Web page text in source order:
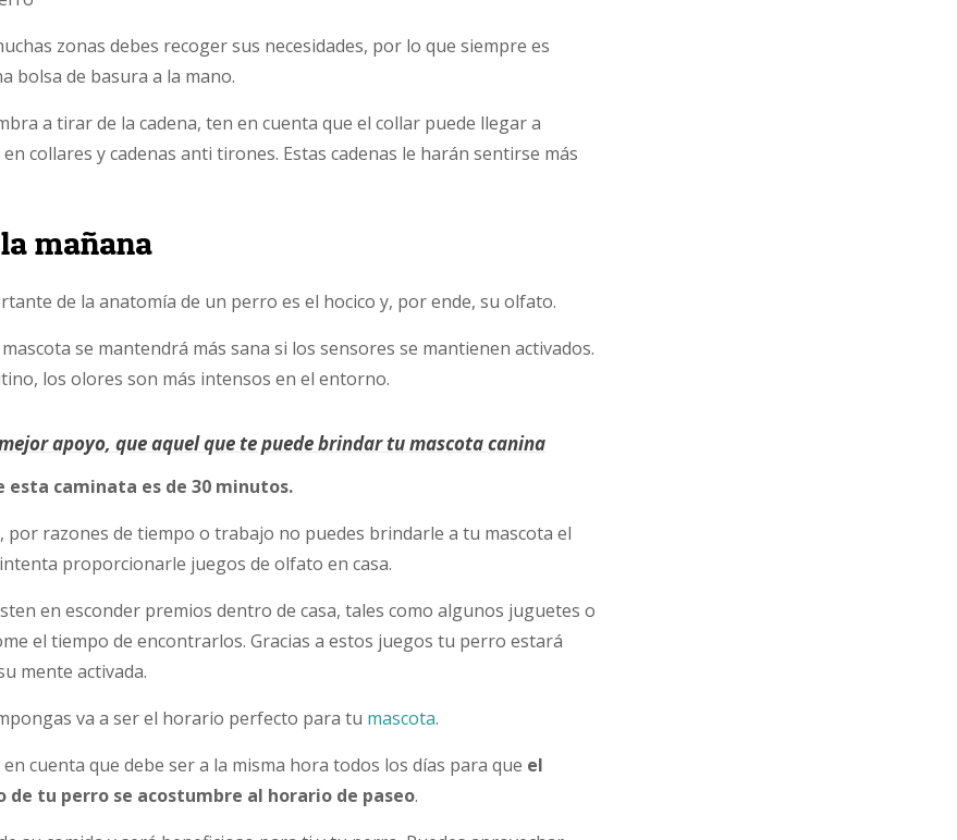
zonas debes recoger sus necesidades, por lo que siempre es
bolsa de basura a la mano.
a tirar de la cadena, ten en cuenta que el collar puede llegar a
collares y cadenas anti tirones. Estas cadenas le harán sentirse más
mañana
de la anatomía de un perro es el hocico y, por ende, su olfato.
se mantendrá más sana si los sensores se mantienen activados.
los olores son más intensos en el entorno.
apoyo, que aquel que te puede brindar tu mascota canina
esta caminata es de 30 minutos.
por razones de tiempo o trabajo no puedes brindarle a tu mascota el
proporcionarle juegos de olfato en casa.
en esconder premios dentro de casa, tales como algunos juguetes o
el tiempo de encontrarlos. Gracias a estos juegos tu perro estará
mente activada.
va a ser el horario perfecto para tu mascota.
cuenta que debe ser a la misma hora todos los días para que el
tu perro se acostumbre al horario de paseo.